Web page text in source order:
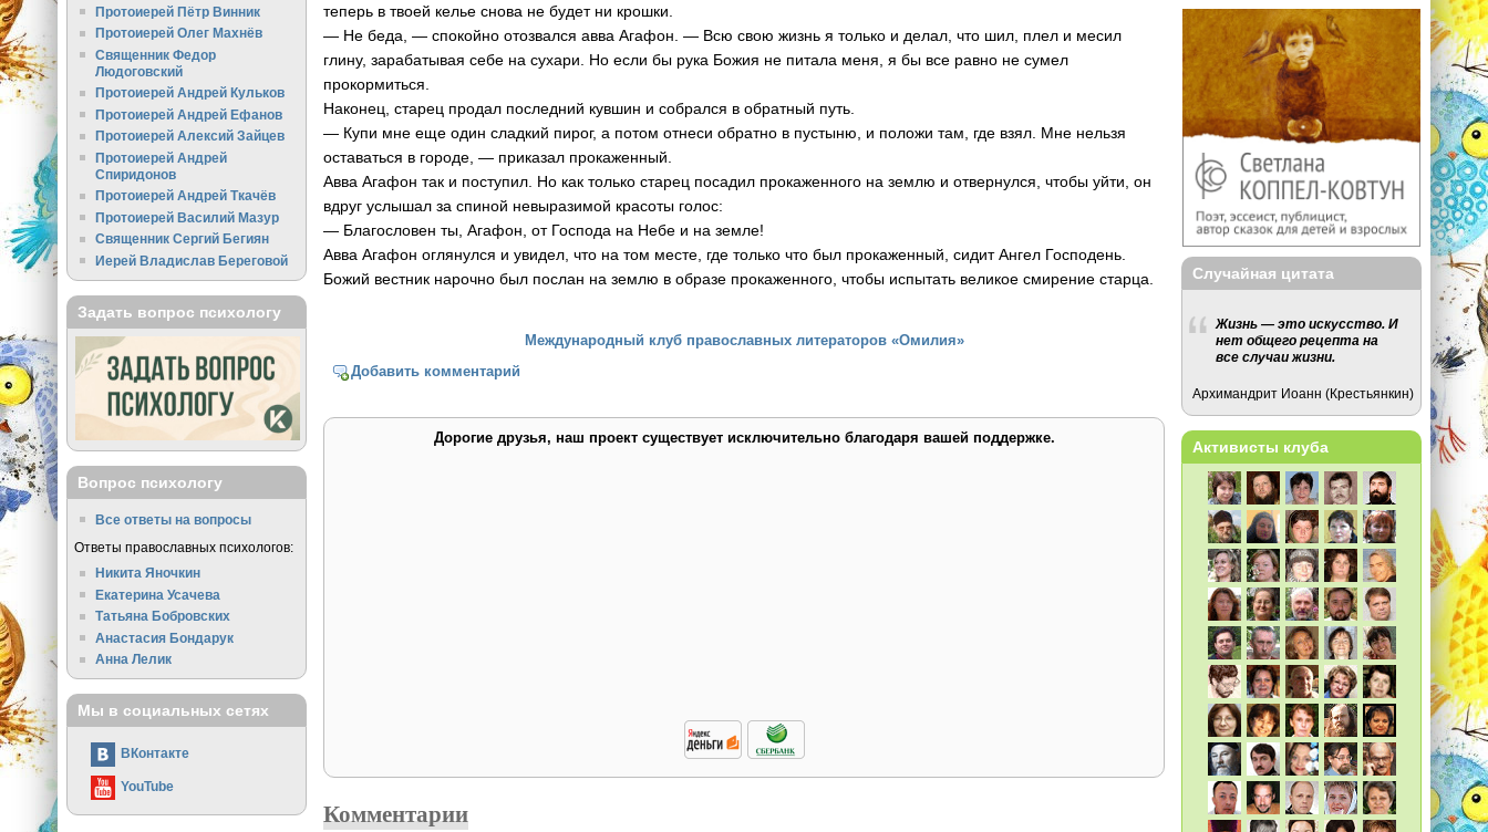
теперь в твоей келье снова не будет ни крошки.
— Не беда, — спокойно отозвался авва Агафон. — Всю свою жизнь я только и делал, что шил, плел и месил
глину, зарабатывая себе на сухари. Но если бы рука Божия не питала меня, я бы все равно не сумел
прокормиться.
Наконец, старец продал последний кувшин и собрался в обратный путь.
— Купи мне еще один сладкий пирог, а потом отнеси обратно в пустыню, и положи там, где взял. Мне нельзя
оставаться в городе, — приказал прокаженный.
Авва Агафон так и поступил. Но как только старец посадил прокаженного на землю и отвернулся, чтобы уйти, он
вдруг услышал за спиной невыразимой красоты голос:
— Благословен ты, Агафон, от Господа на Небе и на земле!
Авва Агафон оглянулся и увидел, что на том месте, где только что был прокаженный, сидит Ангел Господень.
Божий вестник нарочно был послан на землю в образе прокаженного, чтобы испытать великое смирение старца.
Международный клуб православных литераторов «Омилия»
Добавить комментарий
Дорогие друзья, наш проект существует исключительно благодаря вашей поддержке.
Комментарии
Протоиерей Пётр Винник
Протоиерей Олег Махнёв
Священник Федор
Людоговский
Протоиерей Андрей Кульков
Протоиерей Андрей Ефанов
Протоиерей Алексий Зайцев
Протоиерей Андрей
Спиридонов
Протоиерей Андрей Ткачёв
Протоиерей Василий Мазур
Священник Сергий Бегиян
Иерей Владислав Береговой
Задать вопрос психологу
Вопрос психологу
Все ответы на вопросы
Ответы православных психологов:
Никита Яночкин
Екатерина Усачева
Татьяна Бобровских
Анастасия Бондарук
Анна Лелик
Мы в социальных сетях
ВКонтакте
YouTube
Случайная цитата
Жизнь — это искусство. И
нет общего рецепта на
все случаи жизни.
Архимандрит Иоанн (Крестьянкин)
Активисты клуба